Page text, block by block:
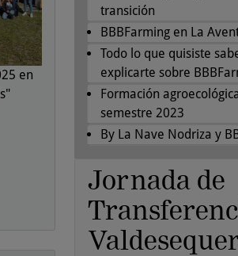
en
transición
BBBFarming en La
Todo lo que quisiste
explicarte sobre
Formación
semestre 2023
By La Nave Nodriza y
Jornada de